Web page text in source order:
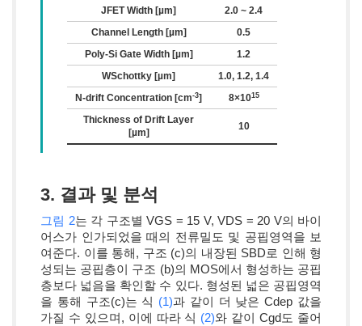
JFET Width [µm]
2.0 ~ 2.4
Channel Length [µm]
0.5
Poly-Si Gate Width [µm]
1.2
WSchottky [µm]
1.0, 1.2, 1.4
N-drift Concentration [cm-3] 8×1015
Thickness of Drift Layer
[µm]
10
3. 결과 및 분석
그림 2는 각 구조별 VGS = 15 V, VDS = 20 V의 바이
어스가 인가되었을 때의 전류밀도 및 공핍영역을 보
여준다. 이를 통해, 구조 (c)의 내장된 SBD로 인해 형
성되는 공핍층이 구조 (b)의 MOS에서 형성하는 공핍
층보다 넓음을 확인할 수 있다. 형성된 넓은 공핍영역
을 통해 구조(c)는 식 (1)과 같이 더 낮은 Cdep 값을
가질 수 있으며, 이에 따라 식 (2)와 같이 Cgd도 줄어